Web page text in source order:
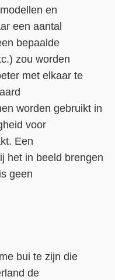
en
een aantal
bepaalde
zou worden
met elkaar te
worden gebruikt in
voor
Een
het in beeld brengen
geen
bui te zijn die
de